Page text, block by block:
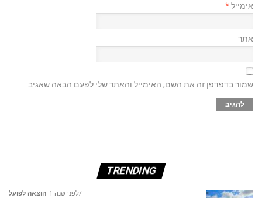
אימייל*
אתר
שמור בדפדפן זה את השם, האימייל והאתר שלי לפעם הבאה שאגיב.
TRENDING
הוצאה לפועל לפני שנה 1